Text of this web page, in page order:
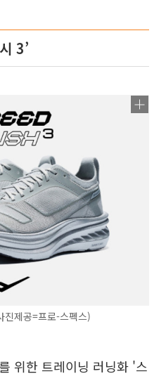
3’
진제공=프로-스펙스)
위한 트레이닝 러닝화 '스